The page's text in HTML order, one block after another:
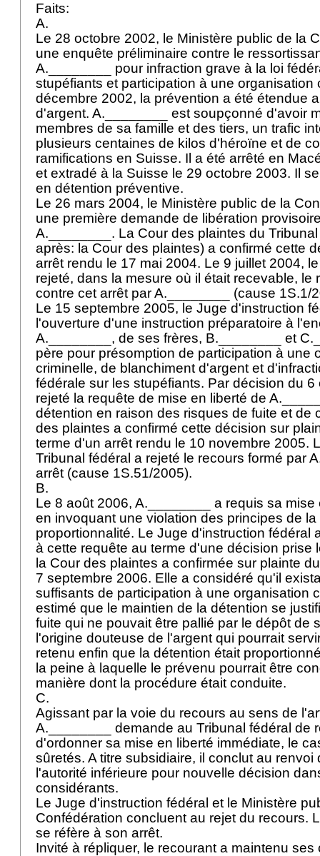
Faits:
A.
Le 28 octobre 2002, le Ministère public de la
une enquête préliminaire contre le
A.________ pour infraction grave à la loi
stupéfiants et participation à une organisation
décembre 2002, la prévention a été étendue
d'argent. A.________ est soupçonné d'avoir
membres de sa famille et des tiers, un trafic
plusieurs centaines de kilos d'héroïne et de
ramifications en Suisse. Il a été arrêté en
et extradé à la Suisse le 29 octobre 2003. Il
en détention préventive.
Le 26 mars 2004, le Ministère public de la
une première demande de libération
A.________. La Cour des plaintes du
après: la Cour des plaintes) a confirmé cette
arrêt rendu le 17 mai 2004. Le 9 juillet 2004,
rejeté, dans la mesure où il était recevable, le
contre cet arrêt par A.________ (cause 1S.1/
Le 15 septembre 2005, le Juge d'instruction
l'ouverture d'une instruction préparatoire à
A.________, de ses frères, B.________ et
père pour présomption de participation à une
criminelle, de blanchiment d'argent et
fédérale sur les stupéfiants. Par décision du 6
rejeté la requête de mise en liberté de
détention en raison des risques de fuite et de
des plaintes a confirmé cette décision sur
terme d'un arrêt rendu le 10 novembre 2005.
Tribunal fédéral a rejeté le recours formé par
arrêt (cause 1S.51/2005).
B.
Le 8 août 2006, A.________ a requis sa mise
en invoquant une violation des principes de
proportionnalité. Le Juge d'instruction fédéral
à cette requête au terme d'une décision prise
la Cour des plaintes a confirmée sur plainte
7 septembre 2006. Elle a considéré qu'il
suffisants de participation à une organisation
estimé que le maintien de la détention se
fuite qui ne pouvait être pallié par le dépôt de
l'origine douteuse de l'argent qui pourrait
retenu enfin que la détention était
la peine à laquelle le prévenu pourrait être
manière dont la procédure était conduite.
C.
Agissant par la voie du recours au sens de l'
A.________ demande au Tribunal fédéral de
d'ordonner sa mise en liberté immédiate, le
sûretés. A titre subsidiaire, il conclut au renvoi
l'autorité inférieure pour nouvelle décision
considérants.
Le Juge d'instruction fédéral et le Ministère
Confédération concluent au rejet du recours.
se réfère à son arrêt.
Invité à répliquer, le recourant a maintenu